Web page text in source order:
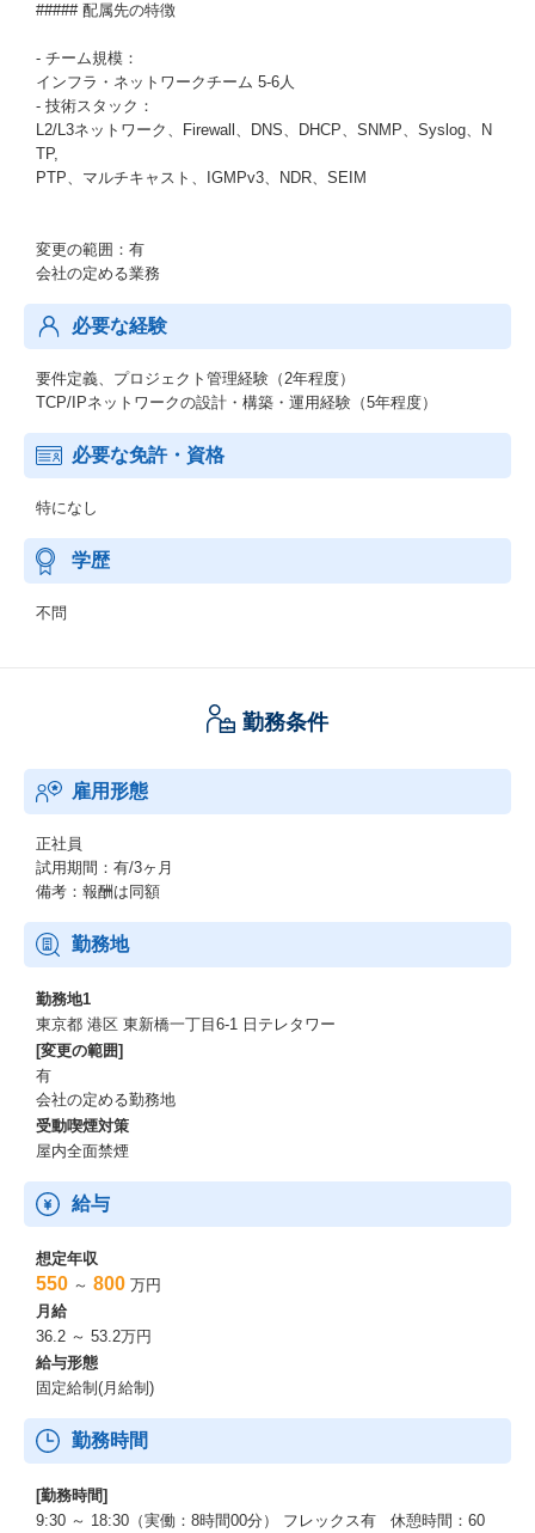
##### 配属先の特徴
- チーム規模：
インフラ・ネットワークチーム 5-6人
- 技術スタック：
L2/L3ネットワーク、Firewall、DNS、DHCP、SNMP、Syslog、N
TP,
PTP、マルチキャスト、IGMPv3、NDR、SEIM
変更の範囲：有
会社の定める業務
必要な経験
要件定義、プロジェクト管理経験（2年程度）
TCP/IPネットワークの設計・構築・運用経験（5年程度）
必要な免許・資格
特になし
学歴
不問
勤務条件
雇用形態
正社員
試用期間：有/3ヶ月
備考：報酬は同額
勤務地
勤務地1
東京都 港区 東新橋一丁目6-1 日テレタワー
[変更の範囲]
有
会社の定める勤務地
受動喫煙対策
屋内全面禁煙
給与
想定年収
550 ～ 800 万円
月給
36.2 ～ 53.2万円
給与形態
固定給制(月給制)
勤務時間
[勤務時間]
9:30 ～ 18:30（実働：8時間00分） フレックス有 休憩時間：60